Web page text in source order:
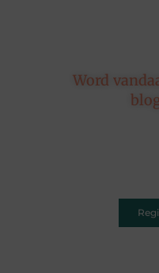
Word